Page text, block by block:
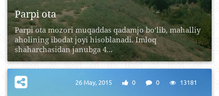
Parpi ota
Parpi ota mozori muqaddas qadamjo bo‘lib, mahalliy
aholining ibodat joyi hisoblanadi. Imloq
shaharchasidan janubga 4...
26 May, 2015 0 0 13181